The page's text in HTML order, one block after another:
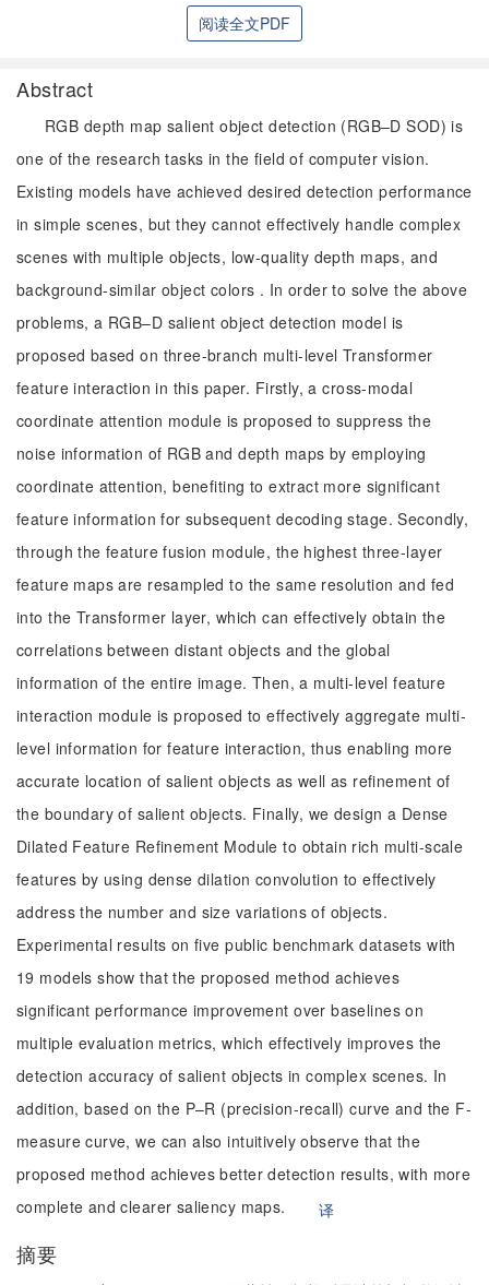
阅读全文PDF
Abstract
RGB depth map salient object detection (RGB–D SOD) is
one of the research tasks in the field of computer vision.
Existing models have achieved desired detection performance
in simple scenes, but they cannot effectively handle complex
scenes with multiple objects, low-quality depth maps, and
background-similar object colors . In order to solve the above
problems, a RGB–D salient object detection model is
proposed based on three-branch multi-level Transformer
feature interaction in this paper. Firstly, a cross-modal
coordinate attention module is proposed to suppress the
noise information of RGB and depth maps by employing
coordinate attention, benefiting to extract more significant
feature information for subsequent decoding stage. Secondly,
through the feature fusion module, the highest three-layer
feature maps are resampled to the same resolution and fed
into the Transformer layer, which can effectively obtain the
correlations between distant objects and the global
information of the entire image. Then, a multi-level feature
interaction module is proposed to effectively aggregate multi-
level information for feature interaction, thus enabling more
accurate location of salient objects as well as refinement of
the boundary of salient objects. Finally, we design a Dense
Dilated Feature Refinement Module to obtain rich multi-scale
features by using dense dilation convolution to effectively
address the number and size variations of objects.
Experimental results on five public benchmark datasets with
19 models show that the proposed method achieves
significant performance improvement over baselines on
multiple evaluation metrics, which effectively improves the
detection accuracy of salient objects in complex scenes. In
addition, based on the P–R (precision-recall) curve and the F-
measure curve, we can also intuitively observe that the
proposed method achieves better detection results, with more
complete and clearer saliency maps.
译
摘要